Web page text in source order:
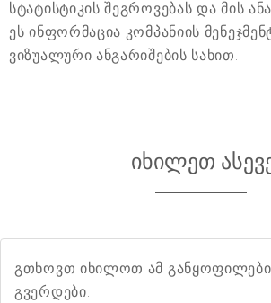
სტატისტიკის შეგროვებას და მის
ეს ინფორმაცია კომპანიის
ვიზუალური ანგარიშების სახით.
იხილეთ
გთხოვთ იხილოთ ამ
გვერდები.